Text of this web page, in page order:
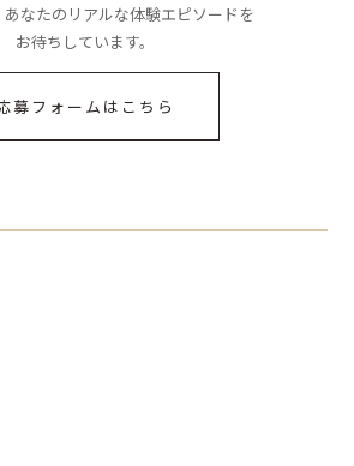
あなたのリアルな体験エピソードを
お待ちしています。
募フォームはこちら